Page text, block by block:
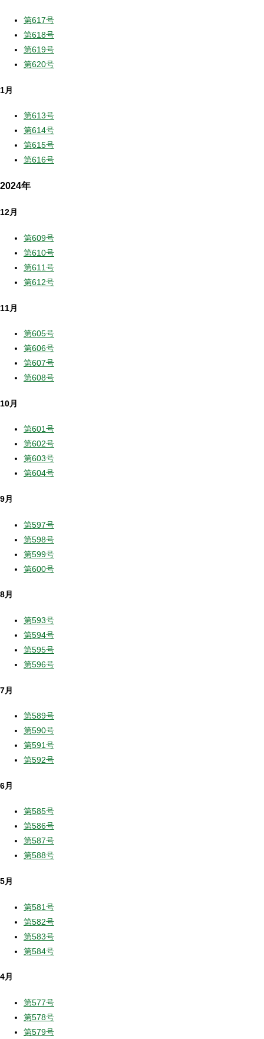
第617号
第618号
第619号
第620号
1月
第613号
第614号
第615号
第616号
2024年
12月
第609号
第610号
第611号
第612号
11月
第605号
第606号
第607号
第608号
10月
第601号
第602号
第603号
第604号
9月
第597号
第598号
第599号
第600号
8月
第593号
第594号
第595号
第596号
7月
第589号
第590号
第591号
第592号
6月
第585号
第586号
第587号
第588号
5月
第581号
第582号
第583号
第584号
4月
第577号
第578号
第579号